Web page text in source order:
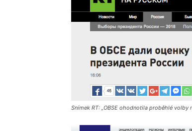
Snímek RT: „OBSE ohodnotila proběhlé volby